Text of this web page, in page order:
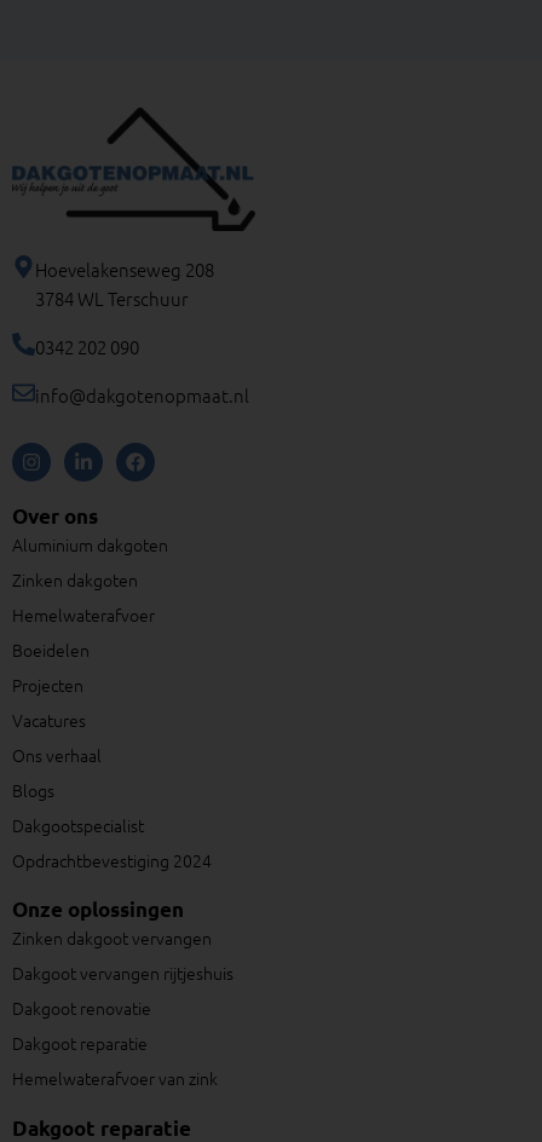
Hoevelakenseweg 208
3784 WL Terschuur
0342 202 090
info@dakgotenopmaat.nl
I
n
s
a
r
a
m
L
i
n
e
i
n
-
i
F
a
c
o
o
k
Over ons
Aluminium dakgoten
Zinken dakgoten
Hemelwaterafvoer
Boeidelen
Projecten
Vacatures
Ons verhaal
Blogs
Dakgootspecialist
Opdrachtbevestiging 2024
Onze oplossingen
Zinken dakgoot vervangen
Dakgoot vervangen rijtjeshuis
Dakgoot renovatie
Dakgoot reparatie
Hemelwaterafvoer van zink
Dakgoot reparatie